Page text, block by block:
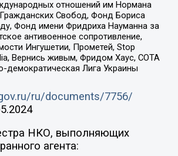
отношений им Нормана
Свобод, Фонд Бориса
Фонд имени Фридриха Науманна за
антивоенное сопротивление,
Ингушетии, Прометей, Stop
Вернись живым, Фридом Хаус, СОТА
демократическая Лига Украины
ru/documents/7756/
НКО, выполняющих
агента: